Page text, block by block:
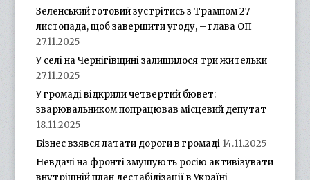
Зеленський готовий зустрітись з Трампом 27
листопада, щоб завершити угоду, – глава ОП
27.11.2025
У селі на Чернігівщині залишилося три жительки
27.11.2025
У громаді відкрили четвертий бювет:
зварювальником попрацював місцевий депутат
18.11.2025
Бізнес взявся латати дороги в громаді 14.11.2025
Невдачі на фронті змушують росію активізувати
внутрішній план дестабілізації в Україні